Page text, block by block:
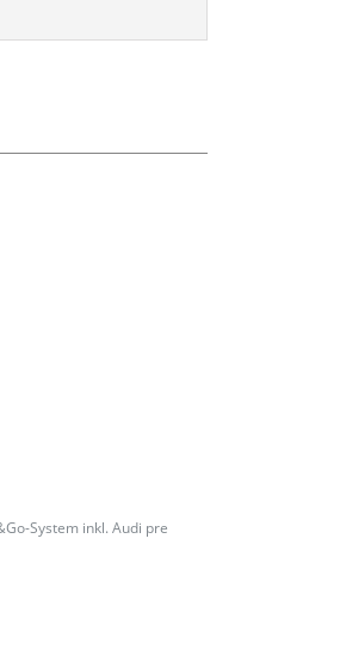
System inkl. Audi pre